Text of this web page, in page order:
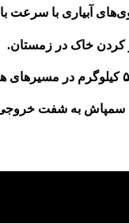
آبیاری با سرعت
کردن خاک در زمستان.
سمپاش به شفت